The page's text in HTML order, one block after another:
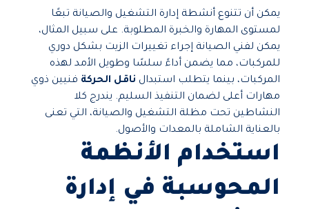
يمكن أن تتنوع أنشطة إدارة التشغيل والصيانة تبعًا
لمستوى المهارة والخبرة المطلوبة. على سبيل المثال،
يمكن لفني الصيانة إجراء تغييرات الزيت بشكل دوري
للمركبات، مما يضمن أداءً سلسًا وطويل الأمد لهذه
المركبات، بينما يتطلب استبدال ناقل الحركة فنيين ذوي
مهارات أعلى لضمان التنفيذ السليم. يندرج كلا
النشاطين تحت مظلة التشغيل والصيانة، التي تعنى
بالعناية الشاملة بالمعدات والأصول.
استخدام الأنظمة
المحوسبة في إدارة